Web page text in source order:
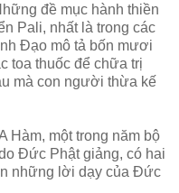
đề mục hành thiền
Pali, nhất là trong các
Ðạo mô tả bốn mươi
toa thuốc để chữa trị
mà con người thừa kế
Hàm, một trong năm bộ
Ðức Phật giảng, có hai
những lời dạy của Ðức